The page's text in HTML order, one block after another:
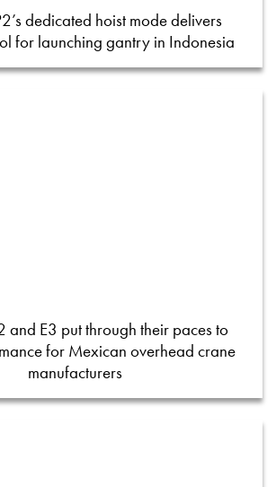
dedicated hoist mode delivers
for launching gantry in Indonesia
and E3 put through their paces to
for Mexican overhead crane
manufacturers